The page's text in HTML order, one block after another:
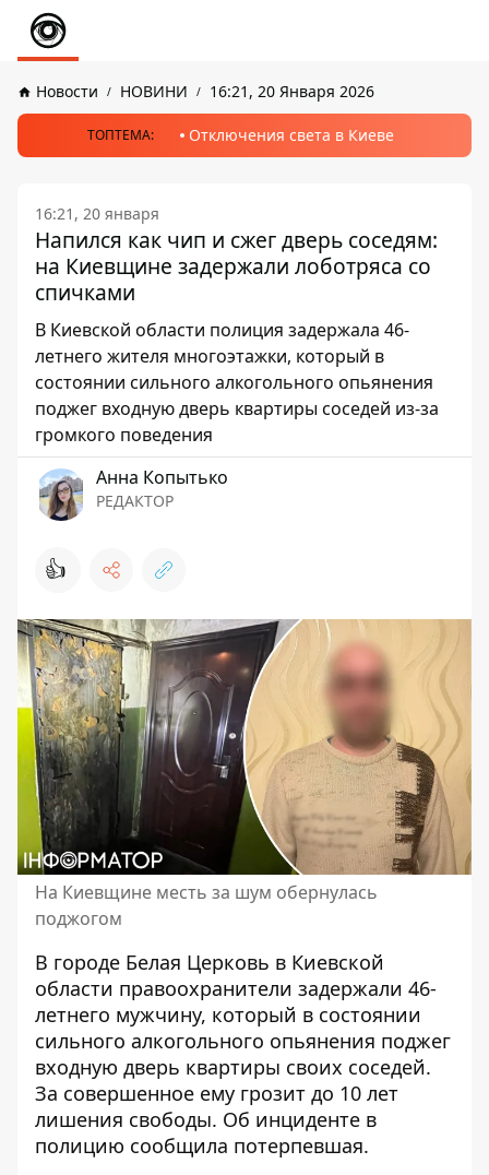
Новости НОВИНИ 16:21, 20 Января 2026
ТОПТЕМА: Отключения света в Киеве
16:21, 20 января
Напился как чип и сжег дверь соседям:
на Киевщине задержали лоботряса со
спичками
В Киевской области полиция задержала 46-
летнего жителя многоэтажки, который в
состоянии сильного алкогольного опьянения
поджег входную дверь квартиры соседей из-за
громкого поведения
Анна Копытько
РЕДАКТОР
👍
На Киевщине месть за шум обернулась
поджогом
В городе Белая Церковь в Киевской
области правоохранители задержали 46-
летнего мужчину, который в состоянии
сильного алкогольного опьянения поджег
входную дверь квартиры своих соседей.
За совершенное ему грозит до 10 лет
лишения свободы. Об инциденте в
полицию сообщила потерпевшая.